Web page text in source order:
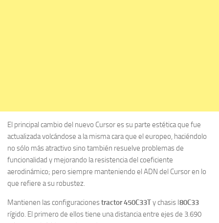
El principal cambio del nuevo Cursor es su parte estética que fue
actualizada volcándose a la misma cara que el europeo, haciéndolo
no sólo más atractivo sino también resuelve problemas de
funcionalidad y mejorando la resistencia del coeficiente
aerodinámico; pero siempre manteniendo el ADN del Cursor en lo
que refiere a su robustez.
Mantienen las configuracionestractor 450C33Ty chasis I 80C33
rígido. El primero de ellos tiene una distancia entre ejes de 3.690